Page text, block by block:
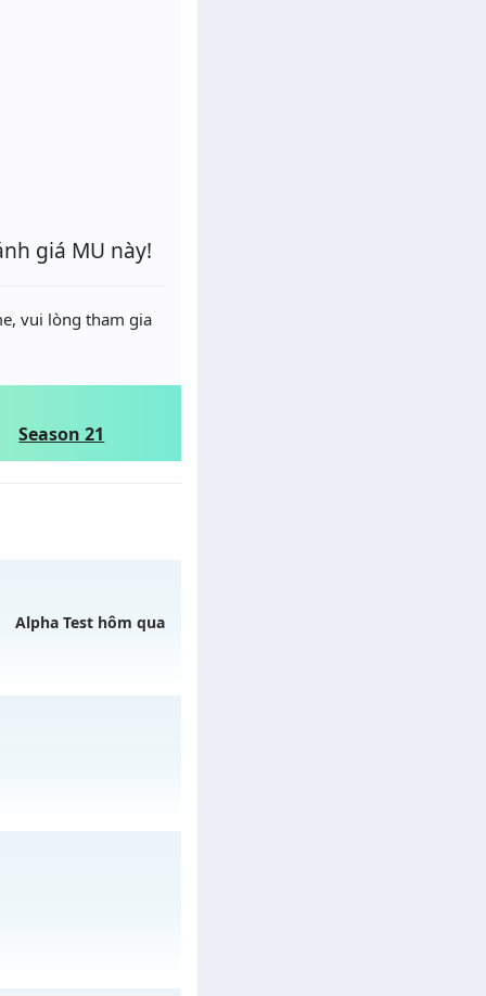
giá MU này!
vui lòng tham gia
Season 21
Alpha Test hôm qua
10/08/2626